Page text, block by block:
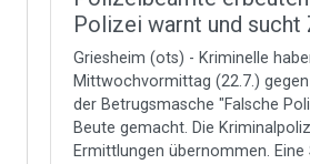
Polizei warnt und sucht
Griesheim (ots) - Kriminelle
Mittwochvormittag (22.7.)
der Betrugsmasche "Falsche
Beute gemacht. Die
Ermittlungen übernommen. Eine